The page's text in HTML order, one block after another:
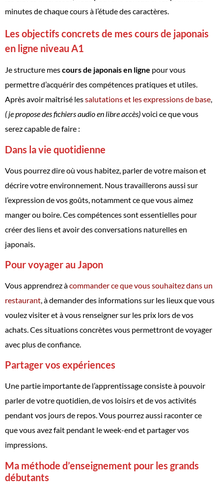
minutes de chaque cours à l’étude des caractères.
Les objectifs concrets de mes cours de japonais
en ligne niveau A1
Je structure mescours de japonais en ligne pour vous
permettre d’acquérir des compétences pratiques et utiles.
Après avoir maîtrisé lessalutations et les expressions de base,
( je propose des fichiers audio en libre accès)voici ce que vous
serez capable de faire :
Dans la vie quotidienne
Vous pourrez dire où vous habitez, parler de votre maison et
décrire votre environnement. Nous travaillerons aussi sur
l’expression de vos goûts, notamment ce que vous aimez
manger ou boire. Ces compétences sont essentielles pour
créer des liens et avoir des conversations naturelles en
japonais.
Pour voyager au Japon
Vous apprendrez àcommander ce que vous souhaitez dans un
restaurant, à demander des informations sur les lieux que vous
voulez visiter et à vous renseigner sur les prix lors de vos
achats. Ces situations concrètes vous permettront de voyager
avec plus de confiance.
Partager vos expériences
Une partie importante de l’apprentissage consiste à pouvoir
parler de votre quotidien, de vos loisirs et de vos activités
pendant vos jours de repos. Vous pourrez aussi raconter ce
que vous avez fait pendant le week-end et partager vos
impressions.
Ma méthode d’enseignement pour les grands
débutants